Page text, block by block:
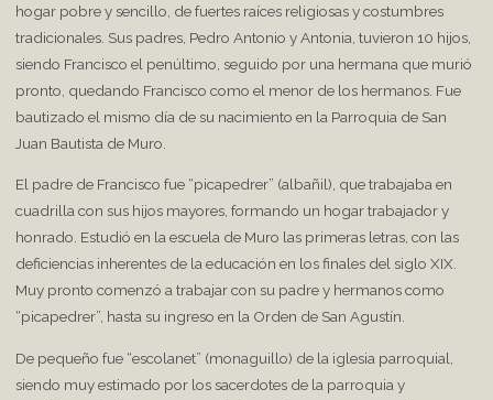
hogar pobre y sencillo, de fuertes raíces religiosas y costumbres
tradicionales. Sus padres, Pedro Antonio y Antonia, tuvieron 10 hijos,
siendo Francisco el penúltimo, seguido por una hermana que murió
pronto, quedando Francisco como el menor de los hermanos. Fue
bautizado el mismo día de su nacimiento en la Parroquia de San
Juan Bautista de Muro.
El padre de Francisco fue “picapedrer” (albañil), que trabajaba en
cuadrilla con sus hijos mayores, formando un hogar trabajador y
honrado. Estudió en la escuela de Muro las primeras letras, con las
deficiencias inherentes de la educación en los finales del siglo XIX.
Muy pronto comenzó a trabajar con su padre y hermanos como
“picapedrer”, hasta su ingreso en la Orden de San Agustín.
De pequeño fue “escolanet” (monaguillo) de la iglesia parroquial,
siendo muy estimado por los sacerdotes de la parroquia y